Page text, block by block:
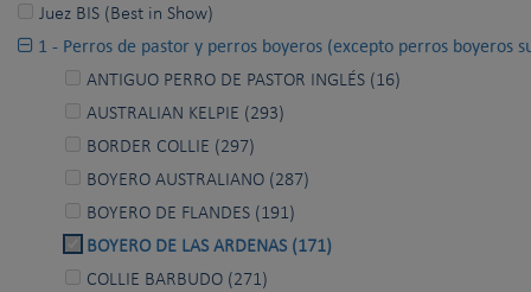
Juez BIS (Best in Show)
1 - Perros de pastor y perros boyeros (excepto perros boyeros
ANTIGUO PERRO DE PASTOR INGLÉS (16)
AUSTRALIAN KELPIE (293)
BORDER COLLIE (297)
BOYERO AUSTRALIANO (287)
BOYERO DE FLANDES (191)
BOYERO DE LAS ARDENAS (171)
COLLIE BARBUDO (271)